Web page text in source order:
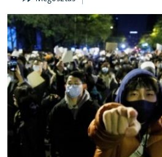
SZABADON
TÁRSADALOM
DEMOKRÁCIA
A PÉNZ NYOMÁBAN
EURÓPAI UNIÓ
VILÁG
KLÍMAVÁLTOZÁS